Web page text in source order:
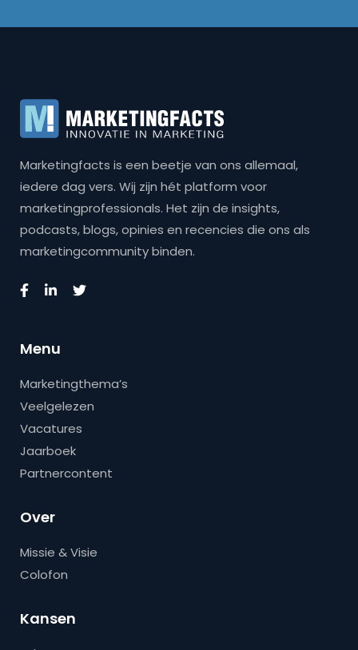
Marketingfacts is een beetje van ons allemaal,
iedere dag vers. Wij zijn hét platform voor
marketingprofessionals. Het zijn de insights,
podcasts, blogs, opinies en recencies die ons als
marketingcommunity binden.
Menu
Marketingthema’s
Veelgelezen
Vacatures
Jaarboek
Partnercontent
Over
Missie & Visie
Colofon
Kansen